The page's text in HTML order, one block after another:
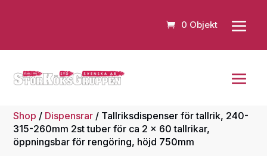
0 Objekt
Shop / Dispensrar / Tallriksdispenser för tallrik, 240-
315-260mm 2st tuber för ca 2 x 60 tallrikar,
öppningsbar för rengöring, höjd 750mm